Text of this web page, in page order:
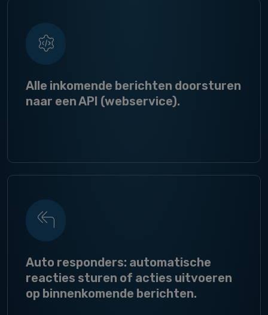
Alle inkomende berichten doorsturen
naar een API (webservice).
Auto responders: automatische
reacties sturen of acties uitvoeren
op binnenkomende berichten.